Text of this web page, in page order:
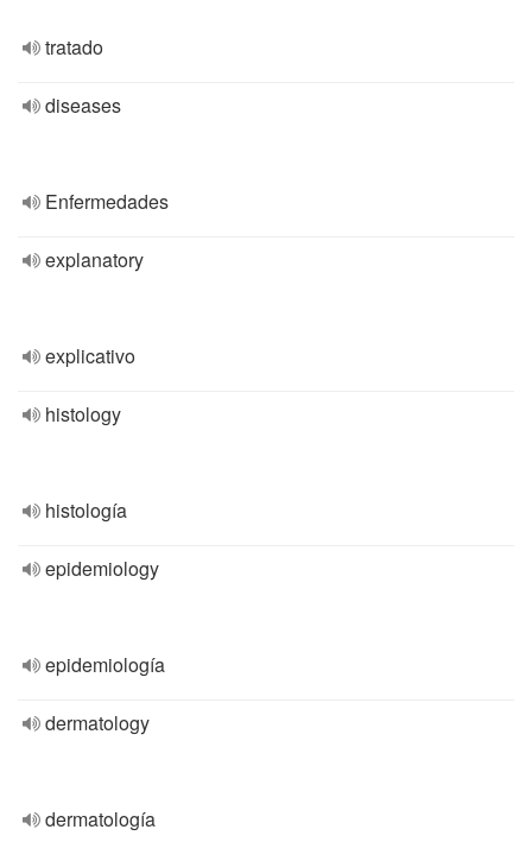
tratado
diseases
Enfermedades
explanatory
explicativo
histology
histología
epidemiology
epidemiología
dermatology
dermatología